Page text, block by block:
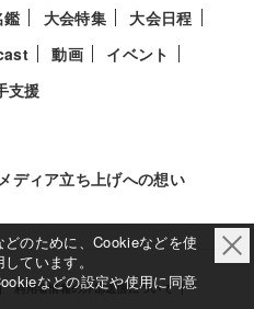
鑑 大会特集
大会日程
動画
イベント
支援
ディア立ち上げへの想い
利用者情報の外部送信について
のために、Cookieなどを使
ています。
などの設定や使用に同意